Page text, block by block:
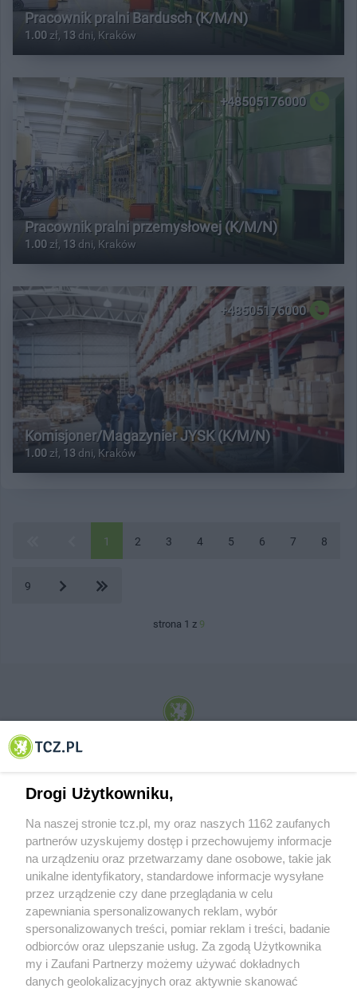
Pracownik pralni Bardusch (K/M/N)
1.00 zł, 13 dni, Kraków
+48505176000
Pracownik pralni przemysłowej (K/M/N)
1.00 zł, 13 dni, Kraków
+48505176000
Komisjoner/Magazynier JYSK (K/M/N)
1.00 zł, 13 dni, Kraków
1 2 3 4 5 6 7 8
9
strona 1 z 9
© 2001-2026 Tczew - TCZ.PL Sp. z o.o. Internetowy Serwis Informacyjny Miasta
O FIRMIE POLITYKA PRYWATNOŚCI HOSTING
REKLAMA WSPÓŁPRACA RSS FACEBOOK KONTAKT
Nasze serwisy
Drogi Użytkowniku,
Na naszej stronie tcz.pl, my oraz naszych 1162 zaufanych
partnerów uzyskujemy dostęp i przechowujemy informacje
na urządzeniu oraz przetwarzamy dane osobowe, takie jak
unikalne identyfikatory, standardowe informacje wysyłane
przez urządzenie czy dane przeglądania w celu
zapewniania spersonalizowanych reklam, wybór
spersonalizowanych treści, pomiar reklam i treści, badanie
odbiorców oraz ulepszanie usług. Za zgodą Użytkownika
my i Zaufani Partnerzy możemy używać dokładnych
danych geolokalizacyjnych oraz aktywnie skanować